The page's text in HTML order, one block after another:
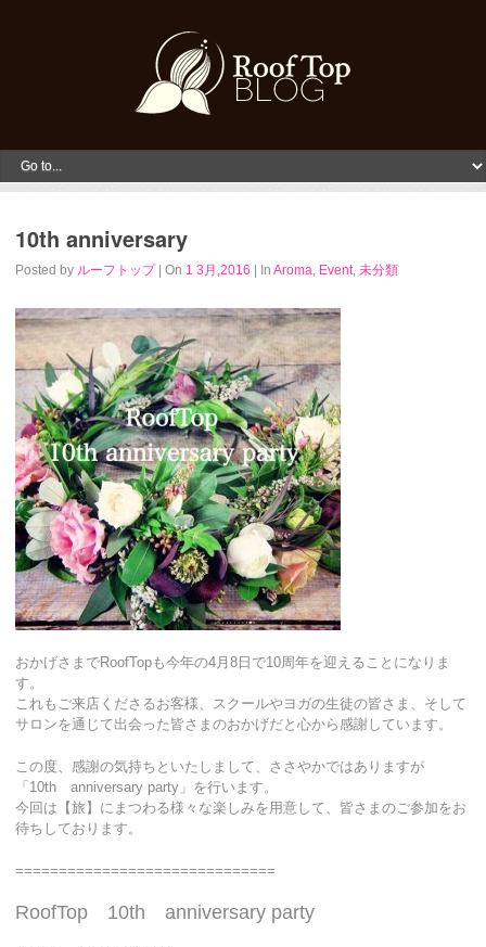
10th anniversary
Posted by ルーフトップ| On 1 3月,2016 | InAroma, Event,未分類
おかげさまでRoofTopも今年の4月8日で10周年を迎えることになりま
す。
これもご来店くださるお客様、スクールやヨガの生徒の皆さま、そして
サロンを通じて出会った皆さまのおかげだと心から感謝しています。
この度、感謝の気持ちといたしまして、ささやかではありますが
「10th anniversary party」を行います。
今回は【旅】にまつわる様々な楽しみを用意して、皆さまのご参加をお
待ちしております。
==============================
RoofTop 10th anniversary party